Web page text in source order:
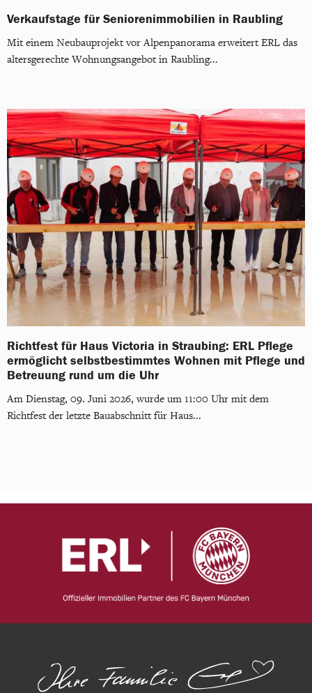
Verkaufstage für Seniorenimmobilien in Raubling
Mit einem Neubauprojekt vor Alpenpanorama erweitert ERL das
altersgerechte Wohnungsangebot in Raubling...
Richtfest für Haus Victoria in Straubing: ERL Pflege
ermöglicht selbstbestimmtes Wohnen mit Pflege und
Betreuung rund um die Uhr
Am Dienstag, 09. Juni 2026, wurde um 11:00 Uhr mit dem
Richtfest der letzte Bauabschnitt für Haus...